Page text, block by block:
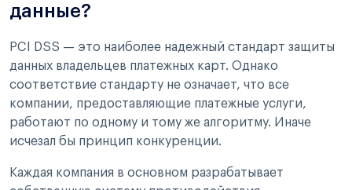
данные?
PCI DSS — это наиболее надежный стандарт защиты
данных владельцев платежных карт. Однако
соответствие стандарту не означает, что все
компании, предоставляющие платежные услуги,
работают по одному и тому же алгоритму. Иначе
исчезал бы принцип конкуренции.
Каждая компания в основном разрабатывает